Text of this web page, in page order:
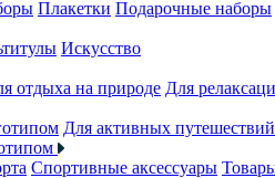
Плакетки Подарочные наборы
Искусство
отдыха на природе Для
Для активных путешествий
Спортивные аксессуары